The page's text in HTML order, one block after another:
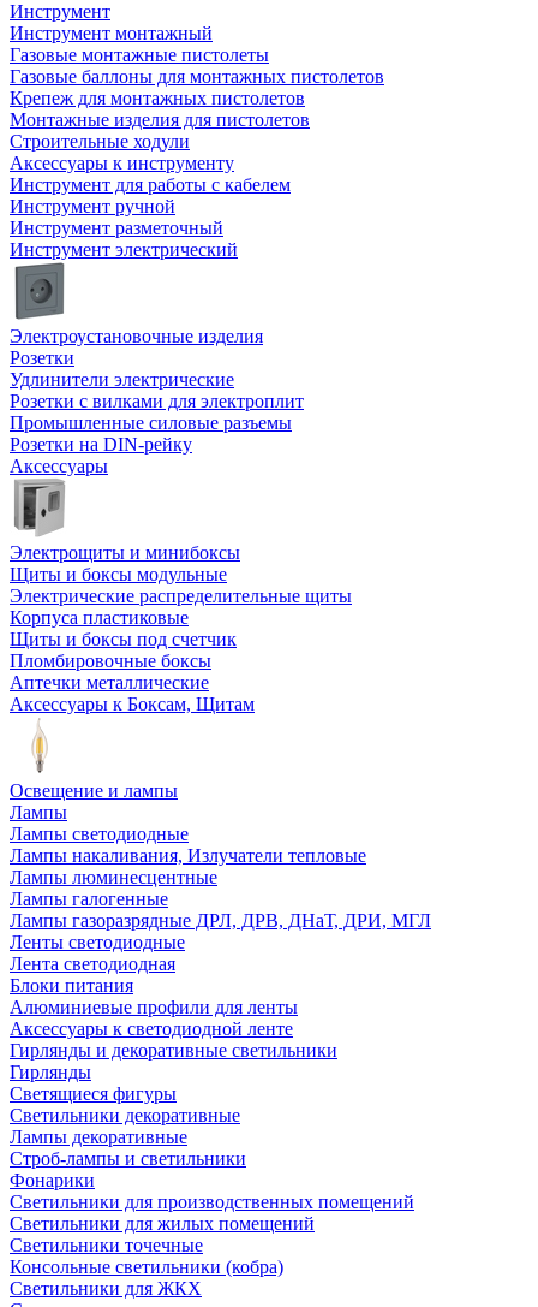
Инструмент
Инструмент монтажный
Газовые монтажные пистолеты
Газовые баллоны для монтажных пистолетов
Крепеж для монтажных пистолетов
Монтажные изделия для пистолетов
Строительные ходули
Аксессуары к инструменту
Инструмент для работы с кабелем
Инструмент ручной
Инструмент разметочный
Инструмент электрический
Электроустановочные изделия
Розетки
Удлинители электрические
Розетки с вилками для электроплит
Промышленные силовые разъемы
Розетки на DIN-рейку
Аксессуары
Электрощиты и минибоксы
Щиты и боксы модульные
Электрические распределительные щиты
Корпуса пластиковые
Щиты и боксы под счетчик
Пломбировочные боксы
Аптечки металлические
Аксессуары к Боксам, Щитам
Освещение и лампы
Лампы
Лампы светодиодные
Лампы накаливания, Излучатели тепловые
Лампы люминесцентные
Лампы галогенные
Лампы газоразрядные ДРЛ, ДРВ, ДНаТ, ДРИ, МГЛ
Ленты светодиодные
Лента светодиодная
Блоки питания
Алюминиевые профили для ленты
Аксессуары к светодиодной ленте
Гирлянды и декоративные светильники
Гирлянды
Светящиеся фигуры
Светильники декоративные
Лампы декоративные
Строб-лампы и светильники
Фонарики
Светильники для производственных помещений
Светильники для жилых помещений
Светильники точечные
Консольные светильники (кобра)
Светильники для ЖКХ